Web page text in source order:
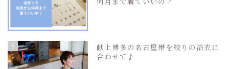
8
献上博多の名古屋帯を絞りの浴衣に
合わせて♪